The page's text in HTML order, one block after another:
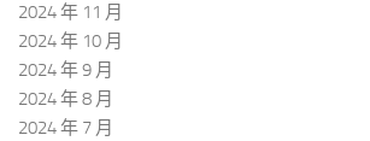
2024 年 11 月
2024 年 10 月
2024 年 9 月
2024 年 8 月
2024 年 7 月